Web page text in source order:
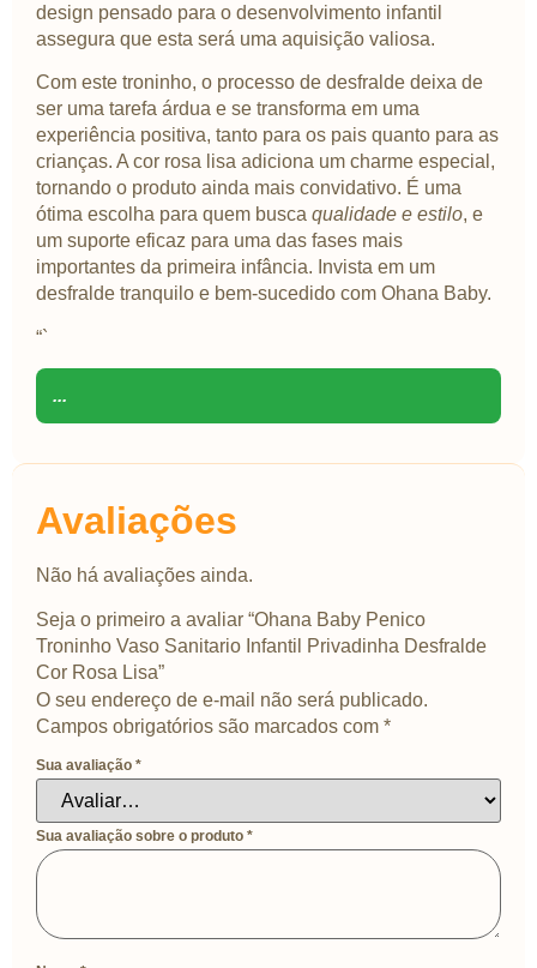
design pensado para o desenvolvimento infantil
assegura que esta será uma aquisição valiosa.
Com este troninho, o processo de desfralde deixa de
ser uma tarefa árdua e se transforma em uma
experiência positiva, tanto para os pais quanto para as
crianças. A cor rosa lisa adiciona um charme especial,
tornando o produto ainda mais convidativo. É uma
ótima escolha para quem busca qualidade e estilo, e
um suporte eficaz para uma das fases mais
importantes da primeira infância. Invista em um
desfralde tranquilo e bem-sucedido com Ohana Baby.
“`
...
Avaliações
Não há avaliações ainda.
Seja o primeiro a avaliar “Ohana Baby Penico
Troninho Vaso Sanitario Infantil Privadinha Desfralde
Cor Rosa Lisa”
O seu endereço de e-mail não será publicado.
Campos obrigatórios são marcados com *
Sua avaliação *
Sua avaliação sobre o produto *